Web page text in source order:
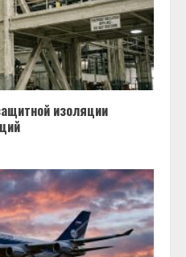
изоляции